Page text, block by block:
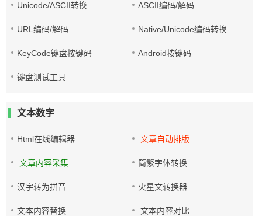
Unicode/ASCII转换 ASCII编码/解码
URL编码/解码 Native/Unicode编码转换
KeyCode键盘按键码 Android按键码
键盘测试工具
文本数字
Html在线编辑器 文章自动排版
文章内容采集 简繁字体转换
汉字转为拼音 火星文转换器
文本内容替换 文本内容对比